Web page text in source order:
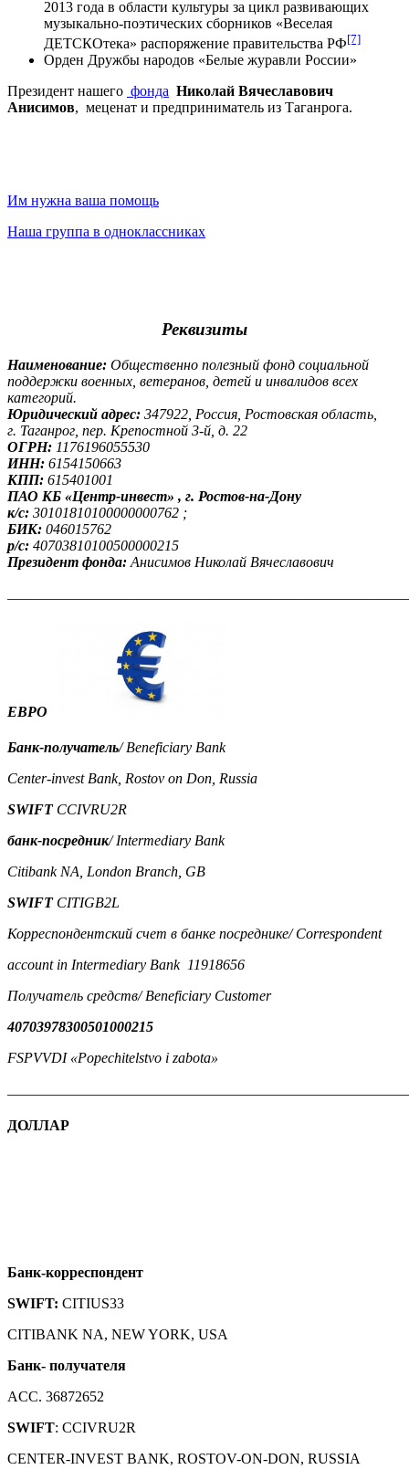
2013 года в области культуры за цикл развивающих
музыкально-поэтических сборников «Веселая
ДЕТСКОтека» распоряжение правительства РФ[7]
Орден Дружбы народов «Белые журавли России»
Президент нашего фонда Николай Вячеславович
Анисимов, меценат и предприниматель из Таганрога.
Им нужна ваша помощь
Наша группа в одноклассниках
Реквизиты
Наименование: Общественно полезный фонд социальной
поддержки военных, ветеранов, детей и инвалидов всех
категорий.
Юридический адрес: 347922, Россия, Ростовская область,
г. Таганрог, пер. Крепостной 3-й, д. 22
ОГРН: 1176196055530
ИНН: 6154150663
КПП: 615401001
ПАО КБ «Центр-инвест» , г. Ростов-на-Дону
к/с: 30101810100000000762 ;
БИК: 046015762
р/с: 40703810100500000215
Президент фонда: Анисимов Николай Вячеславович
ЕВРО
Банк-получатель/ Beneficiary Bank
Center-invest Bank, Rostov on Don, Russia
SWIFTCCIVRU2R
банк-посредник/ Intermediary Bank
Citibank NA, London Branch, GB
SWIFTCITIGB2L
Корреспондентский счет в банке посреднике/ Correspondent
account in Intermediary Bank 11918656
Получатель средств/ Beneficiary Customer
40703978300501000215
FSPVVDI «Popechitelstvo i zabota»
ДОЛЛАР
Банк-корреспондент
SWIFT: CITIUS33
CITIBANK NA, NEW YORK, USA
Банк- получателя
ACC. 36872652
SWIFT: CCIVRU2R
CENTER-INVEST BANK, ROSTOV-ON-DON, RUSSIA